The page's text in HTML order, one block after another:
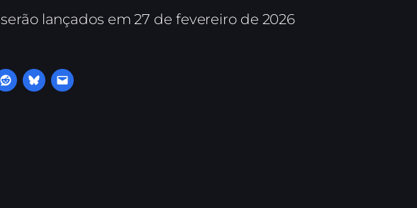
serão lançados em 27 de fevereiro de 2026